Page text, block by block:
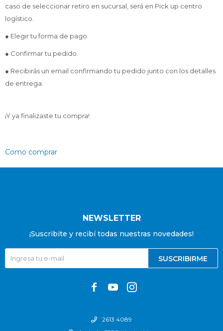
caso de seleccionar retiro en sucursal, será en Pick up centro
logístico.
● Elegir tu forma de pago.
● Confirmar tu pedido.
● Recibirás un email confirmando tu pedido junto con los detalles
de entrega.
¡Y ya finalizaste tu compra!
Como comprar
2613 4089
NEWSLETTER
¡Suscribite y recibí todas nuestras novedades!
SUSCRIBIRME
  